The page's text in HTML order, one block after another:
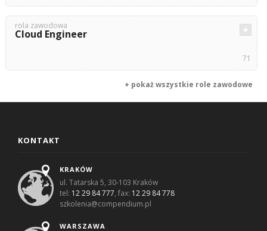
rola zawodowa
Cloud Engineer
71
+ pokaż wszystkie role zawodowe
KONTAKT
KRAKÓW
ul. Tatarska 5, 30-103 Kraków
tel: 12 29 84 777, fax: 12 29 84 778
szkolenia@compendium.pl
WARSZAWA